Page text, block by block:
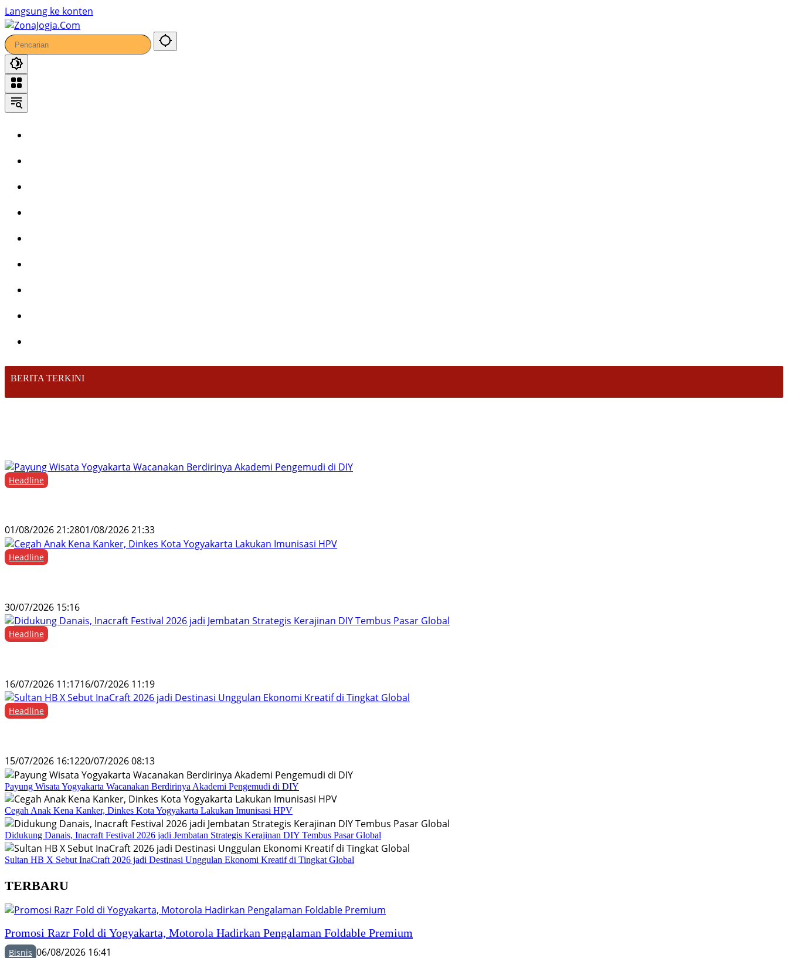
Langsung ke konten
BERITA TERKINI
Headline
01/08/2026 21:2801/08/2026 21:33
Headline
30/07/2026 15:16
Headline
16/07/2026 11:1716/07/2026 11:19
Headline
15/07/2026 16:1220/07/2026 08:13
Payung Wisata Yogyakarta Wacanakan Berdirinya Akademi Pengemudi di DIY
Cegah Anak Kena Kanker, Dinkes Kota Yogyakarta Lakukan Imunisasi HPV
Didukung Danais, Inacraft Festival 2026 jadi Jembatan Strategis Kerajinan DIY Tembus Pasar Global
Sultan HB X Sebut InaCraft 2026 jadi Destinasi Unggulan Ekonomi Kreatif di Tingkat Global
TERBARU
Promosi Razr Fold di Yogyakarta, Motorola Hadirkan Pengalaman Foldable Premium
Bisnis 06/08/2026 16:41